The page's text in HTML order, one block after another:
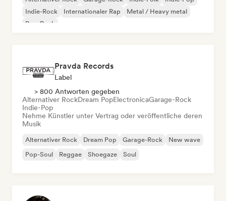
Indie-Rock
Internationaler Rap
Metal / Heavy metal
Pop-Rock
Pravda Records
Label
> 800 Antworten gegeben
Alternativer RockDream PopElectronicaGarage-Rock
Indie-Pop
Nehme Künstler unter Vertrag oder veröffentliche deren
Musik
Alternativer Rock Dream Pop Garage-Rock
New wave
Pop-Soul
Reggae Shoegaze Soul